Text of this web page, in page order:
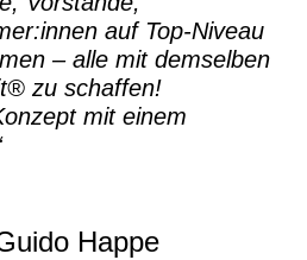
auf Top-Niveau
– alle mit demselben
zu schaffen!
mit einem
Happe